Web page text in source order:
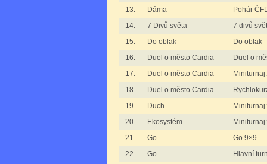
13.
Dáma
Pohár
14.
7 Divů světa
7 divů
15.
Do oblak
Do oblak
16.
Duel o město Cardia
Duel o
17.
Duel o město Cardia
18.
Duel o město Cardia
19.
Duch
20.
Ekosystém
21.
Go
Go 9×9
22.
Go
Hlavní